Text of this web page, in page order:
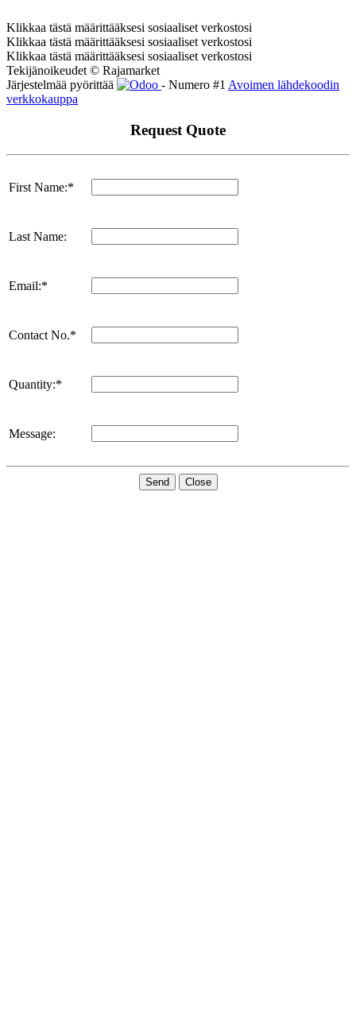
Klikkaa tästä määrittääksesi sosiaaliset verkostosi
Klikkaa tästä määrittääksesi sosiaaliset verkostosi
Klikkaa tästä määrittääksesi sosiaaliset verkostosi
Tekijänoikeudet © Rajamarket
Järjestelmää pyörittää
- Numero #1 Avoimen lähdekoodin
verkkokauppa
Request Quote
First Name:*
Last Name:
Email:*
Contact No.*
Quantity:*
Message:
Send Close